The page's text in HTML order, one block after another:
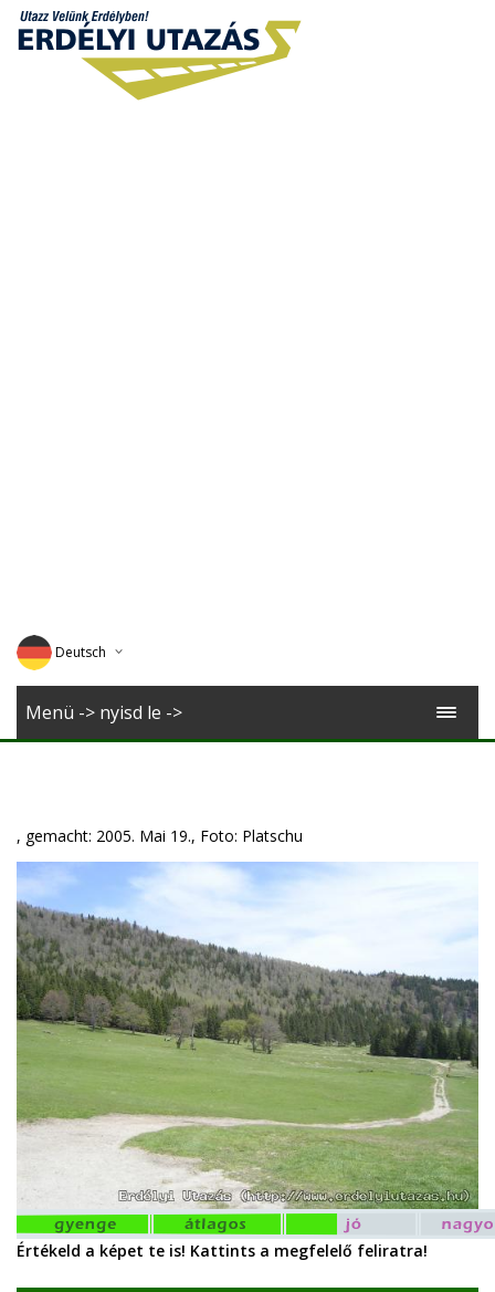
Deutsch
English
Menü -> nyisd le ->
, gemacht: 2005. Mai 19., Foto: Platschu
Értékeld a képet te is! Kattints a megfelelő feliratra!